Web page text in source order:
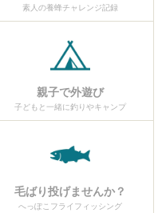
素人の養蜂チャレンジ記録
親子で外遊び
子どもと一緒に釣りやキャンプ
毛ばり投げませんか？
へっぽこフライフィッシング